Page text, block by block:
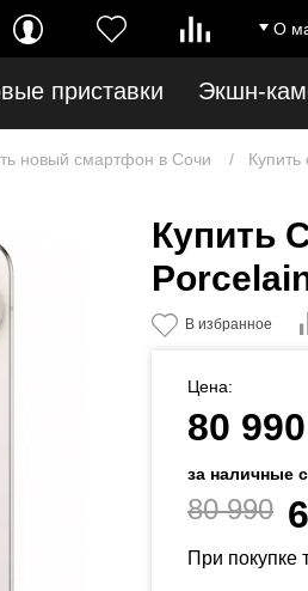
О
приставки Экшн-
новый смартфон в Сочи
Купить
В избранное
Цена:
80 990
за наличные
80 990
При покупке